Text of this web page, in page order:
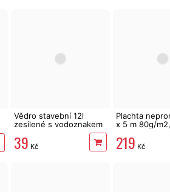
Vědro stavební 12l
zesílené s vodoznakem
39 Kč
Plachta
x 5 m 80g/
219 Kč